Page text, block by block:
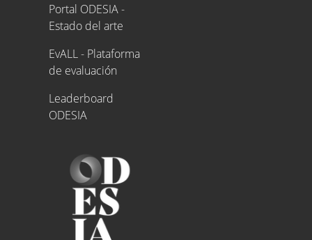
Portal ODESIA -
Estado del arte
EvALL - Plataforma
de evaluación
Leaderboard
ODESIA